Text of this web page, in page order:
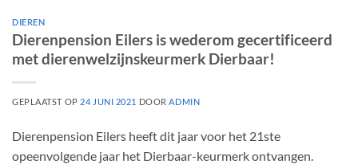
DIEREN
Dierenpension Eilers is wederom gecertificeerd
met dierenwelzijnskeurmerk Dierbaar!
GEPLAATST OP 24 JUNI 2021 DOORADMIN
Dierenpension Eilers heeft dit jaar voor het 21ste
opeenvolgende jaar het Dierbaar-keurmerk ontvangen.